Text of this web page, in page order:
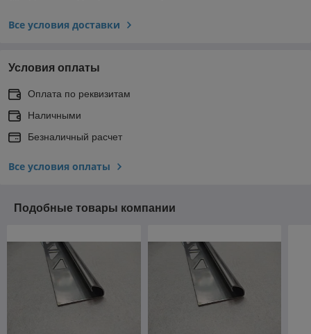
Все условия доставки
Условия оплаты
Оплата по реквизитам
Наличными
Безналичный расчет
Все условия оплаты
Подобные товары компании